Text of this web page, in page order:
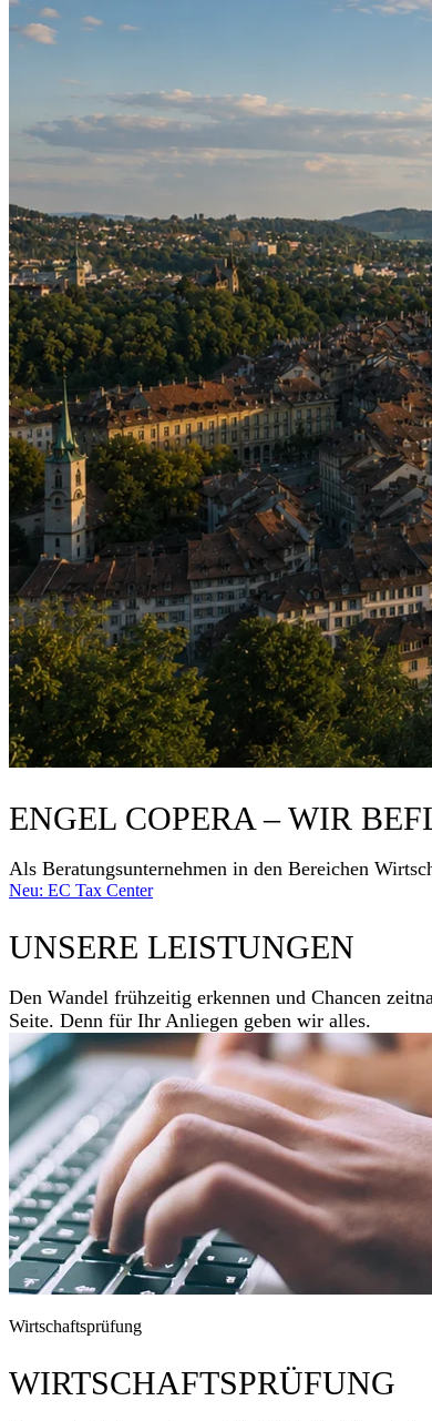
ENGEL COPERA – WIR
Als Beratungsunternehmen in den Bereichen
Neu: EC Tax Center
UNSERE LEISTUNGEN
Den Wandel frühzeitig erkennen und Chancen
Seite. Denn für Ihr Anliegen geben wir alles.
Wirtschaftsprüfung
WIRTSCHAFTSPRÜFUNG